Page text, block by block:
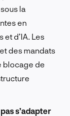
la
en
d’IA. Les
des mandats
blocage de
s’adapter